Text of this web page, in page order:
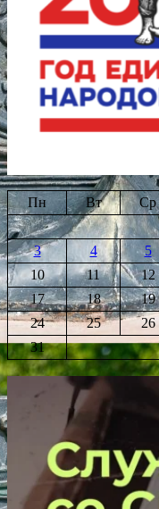
Пн
Вт Ср
3
4 5
10
11 12
17
18 19
24
25 26
31